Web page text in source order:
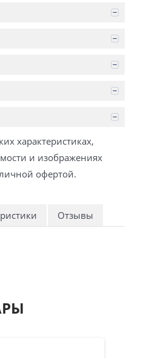
характеристиках,
и изображениях
офертой.
Отзывы